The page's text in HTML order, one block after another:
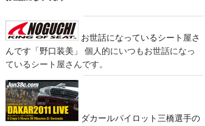
お世話になっているシート屋さ
んです「野口装美」
個人的にいつもお世話になっ
ているシート屋さんです。
ダカールパイロット三橋選手の